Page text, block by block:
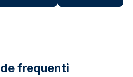
frequenti